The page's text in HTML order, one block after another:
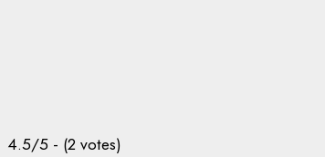
4.5/5 - (2 votes)